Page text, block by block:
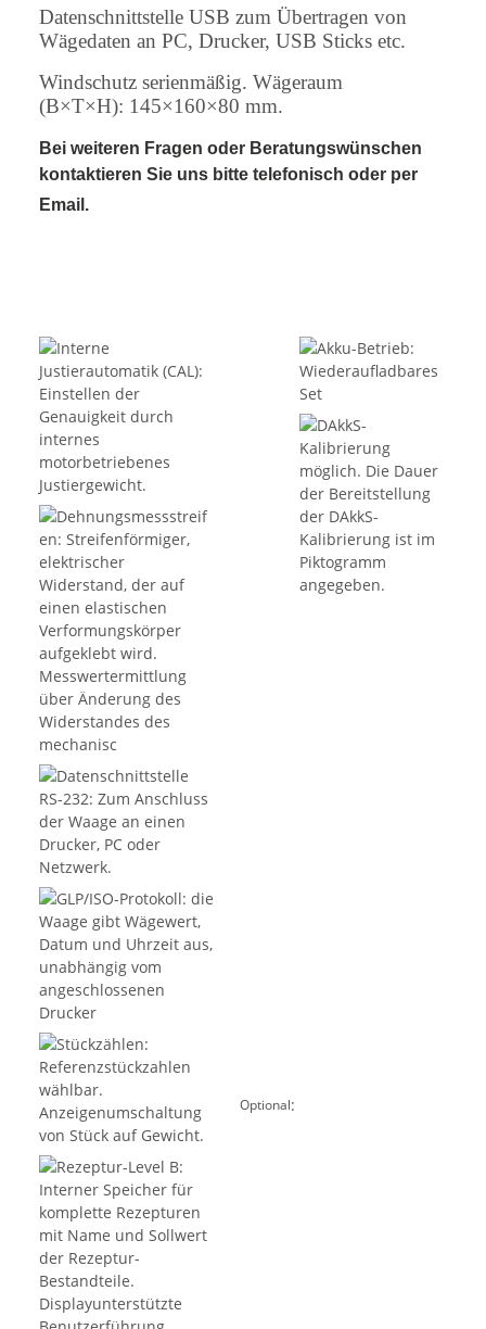
Datenschnittstelle USB zum Übertragen von
Wägedaten an PC, Drucker, USB Sticks etc.
Windschutz serienmäßig. Wägeraum
(B×T×H): 145×160×80 mm.
Bei weiteren Fragen oder Beratungswünschen
kontaktieren Sie uns bitte telefonisch oder per
Email.
Optional: